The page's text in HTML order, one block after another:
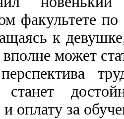
факульте­те
к
может
станет
оплату за